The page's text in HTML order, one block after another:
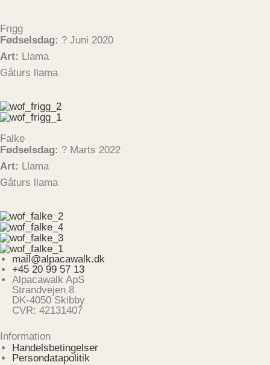
Frigg
Fødselsdag: ? Juni 2020
Art: Llama
Gåturs llama
Falke
Fødselsdag: ? Marts 2022
Art: Llama
Gåturs llama
mail@alpacawalk.dk
+45 20 99 57 13
Alpacawalk ApS
Strandvejen 8
DK-4050 Skibby
CVR: 42131407
Information
Handelsbetingelser
Persondatapolitik